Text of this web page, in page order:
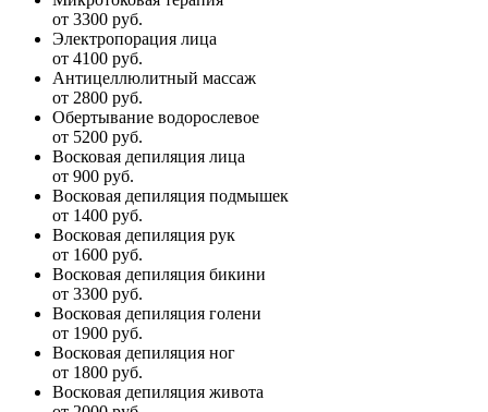
от 3300 руб.
Электропорация лица
от 4100 руб.
Антицеллюлитный массаж
от 2800 руб.
Обертывание водорослевое
от 5200 руб.
Восковая депиляция лица
от 900 руб.
Восковая депиляция подмышек
от 1400 руб.
Восковая депиляция рук
от 1600 руб.
Восковая депиляция бикини
от 3300 руб.
Восковая депиляция голени
от 1900 руб.
Восковая депиляция ног
от 1800 руб.
Восковая депиляция живота